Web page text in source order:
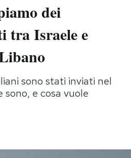
Moda
Consumismi
Storie/Idee
Media
dei
tra Israele e
sono stati inviati nel
sono, e cosa vuole